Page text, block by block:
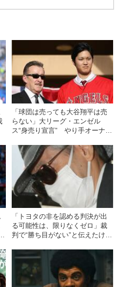
「球団は売っても大谷翔平は売
らない」大リーグ・エンゼル
ス“身売り宣言” やり手オーナ
の“二刀流”
「トヨタの非を認める判決が出
る可能性は、限りなくゼロ」裁
判で“勝ち目がない”と伝えたけれ
幸三を説得できなかった「長男
の葛藤」